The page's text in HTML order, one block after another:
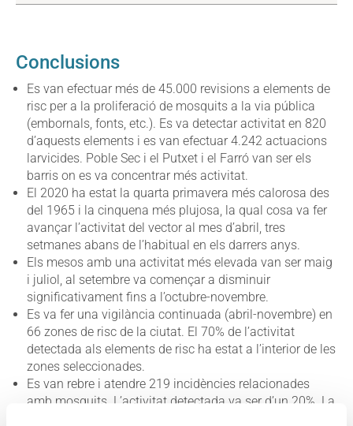
Conclusions
Es van efectuar més de 45.000 revisions a elements de
risc per a la proliferació de mosquits a la via pública
(embornals, fonts, etc.). Es va detectar activitat en 820
d’aquests elements i es van efectuar 4.242 actuacions
larvicides. Poble Sec i el Putxet i el Farró van ser els
barris on es va concentrar més activitat.
El 2020 ha estat la quarta primavera més calorosa des
del 1965 i la cinquena més plujosa, la qual cosa va fer
avançar l’activitat del vector al mes d’abril, tres
setmanes abans de l’habitual en els darrers anys.
Els mesos amb una activitat més elevada van ser maig
i juliol, al setembre va començar a disminuir
significativament fins a l’octubre-novembre.
Es va fer una vigilància continuada (abril-novembre) en
66 zones de risc de la ciutat. El 70% de l’activitat
detectada als elements de risc ha estat a l’interior de les
zones seleccionades.
Es van rebre i atendre 219 incidències relacionades
amb mosquits. L’activitat detectada va ser d’un 20%. La